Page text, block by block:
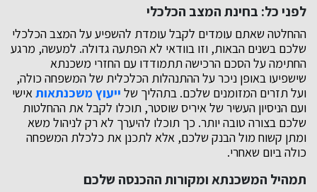
לפני כל: בחינת המצב הכלכלי
ההחלטה שאתם עומדים לקבל עומדת להשפיע על המצב הכלכלי
שלכם בשנים הבאות, וזו בוודאי לא הפתעה גדולה. למעשה, מרגע
החתימה על הסכם הרכישה תתמודדו עם החזרי משכנתא
שישפיעו באופן ניכר על ההתנהלות הכלכלית של המשפחה כולה,
ועל תזרים המזומנים שלכם. בתהליך של ייעוץ משכנתאותאישי
ועם הניסיון העשיר של איריס שוסטר, תוכלו לקבל את ההחלטות
שלכם בצורה טובה יותר. כך תוכלו להיערך לא רק לניהול משא
ומתן קשוח מול הבנק שלכם, אלא לתכנן את כלכלת המשפחה
כולה ביום שאחרי.
תמהיל המשכנתא ומקורות ההכנסה שלכם